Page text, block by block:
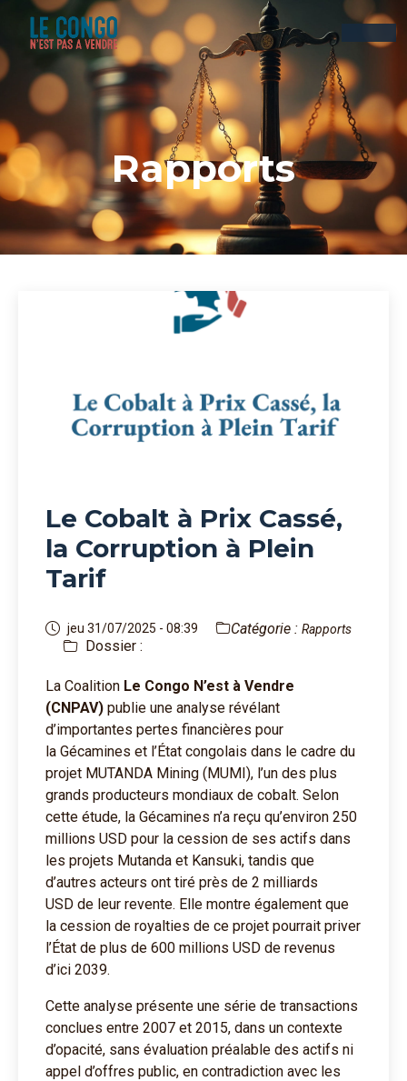
Rapports
Le Cobalt à Prix Cassé,
la Corruption à Plein
Tarif
jeu 31/07/2025 - 08:39 Catégorie : Rapports
Dossier :
La Coalition Le Congo N’est à Vendre
(CNPAV) publie une analyse révélant
d’importantes pertes financières pour
la Gécamines et l’État congolais dans le cadre du
projet MUTANDA Mining (MUMI), l’un des plus
grands producteurs mondiaux de cobalt. Selon
cette étude, la Gécamines n’a reçu qu’environ 250
millions USD pour la cession de ses actifs dans
les projets Mutanda et Kansuki, tandis que
d’autres acteurs ont tiré près de 2 milliards
USD de leur revente. Elle montre également que
la cession de royalties de ce projet pourrait priver
l’État de plus de 600 millions USD de revenus
d’ici 2039.
Cette analyse présente une série de transactions
conclues entre 2007 et 2015, dans un contexte
d’opacité, sans évaluation préalable des actifs ni
appel d’offres public, en contradiction avec les